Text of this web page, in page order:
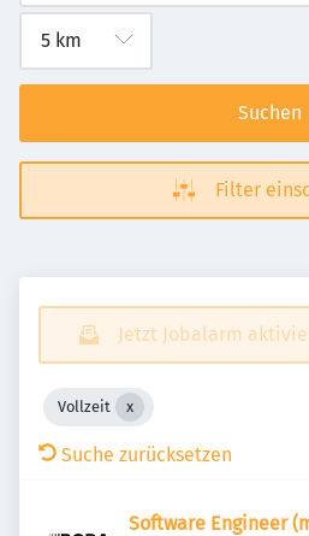
Suchen
Filter
Jetzt Jobalarm
Vollzeit
Suche zurücksetzen
Software Engineer